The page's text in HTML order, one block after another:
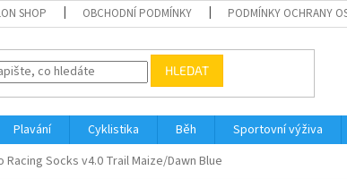
SHOP OBCHODNÍ PODMÍNKY PODMÍNKY OCHRANY
HLEDAT
Plavání Cyklistika Běh Sportovní výživa
Racing Socks v4.0 Trail Maize/Dawn Blue